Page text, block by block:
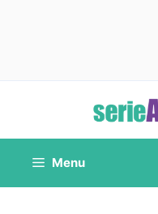
contenuto
Menu